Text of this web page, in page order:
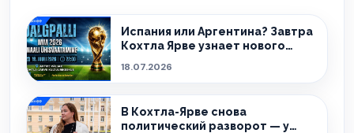
Испания или Аргентина? Завтра
Кохтла Ярве узнает нового
18.07.2026
В Кохтла-Ярве снова
политический разворот — у